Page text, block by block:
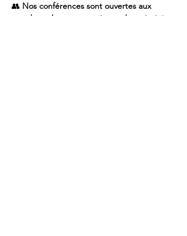
👥 Nos conférences sont ouvertes aux
membres, leurs partenaires et leurs invités